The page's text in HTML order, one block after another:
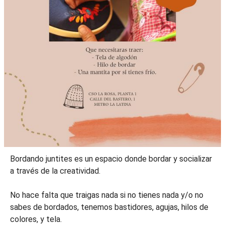
Bordando juntites es un espacio donde bordar y socializar
a través de la creatividad.
No hace falta que traigas nada si no tienes nada y/o no
sabes de bordados, tenemos bastidores, agujas, hilos de
colores, y tela.